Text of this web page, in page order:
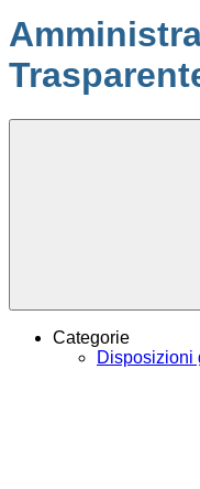
Categorie
Disposizioni